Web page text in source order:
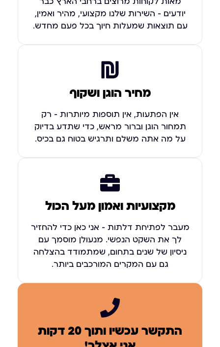
יודעים – השירות שלנו מקצועי, מהיר ואמין,
עם תוצאות שמעלות חיוך בכל פעם מחדש.
מחיר הוגן ושקוף
אין הפתעות, אין תוספות מיותרות – רק
תמחור הוגן וברור מראש, כדי שתדע בדיוק
על מה אתה משלם ותרגיש בטוח גם בכיס.
מקצועיות ואמון מעל הכול
מעבר לפתיחת דלתות – אני כאן כדי להחזיר
לך את השקט הנפשי. מנעולן מוסמך עם
ניסיון של שנים בתחום, שמתמודד בהצלחה
גם עם המקרים המורכבים ביותר.
התקשר עכשיו ותוך 20 דקות